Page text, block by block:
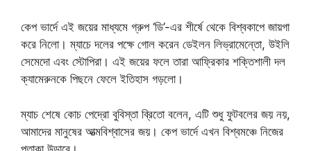
কেপ ভার্দে এই জয়ের মাধ্যমে গ্রুপ ‘ডি’-এর শীর্ষে থেকে বিশ্বকাপে জায়গা
করে নিলো। ম্যাচে দলের পক্ষে গোল করেন ডেইলন লিভ্রামেন্তো, উইলি
সেমেদো এবং স্টোপিরা। এই জয়ের ফলে তারা আফ্রিকার শক্তিশালী দল
ক্যামেরুনকে পিছনে ফেলে ইতিহাস গড়লো।
ম্যাচ শেষে কোচ পেদ্রো বুবিস্তা ব্রিতো বলেন, এটি শুধু ফুটবলের জয় নয়,
আমাদের মানুষের আত্মবিশ্বাসের জয়। কেপ ভার্দে এখন বিশ্বমঞ্চে নিজের